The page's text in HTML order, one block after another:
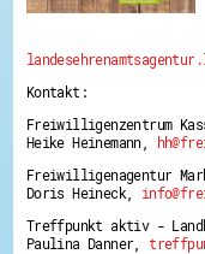
Kontakt:
Freiwilligenzentrum
Heike Heinemann,
Freiwilligenagentur
Doris Heineck,
Treffpunkt aktiv -
Paulina Danner,